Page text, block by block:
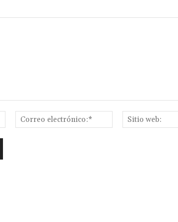
Nombre:*
Correo
electrónico:*